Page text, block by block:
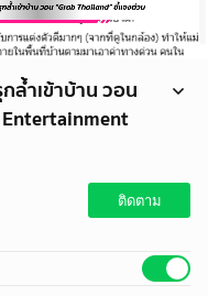
ล้ำเข้าบ้าน วอน
Entertainment
แอปดังรุกล้ำเข้าบ้าน วอน
กิดขึ้น เพื่อความปลอดภัยของ
ดอร์แอปดัง มีพฤติกรรม รุก
โดยสาว “หนิง” ได้ออกมา
ติดตาม